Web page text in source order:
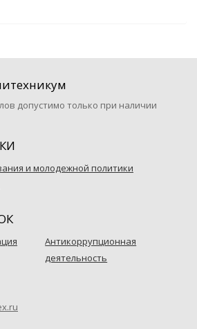
допустимо только при наличии
и молодежной политики
Антикоррупционная
деятельность